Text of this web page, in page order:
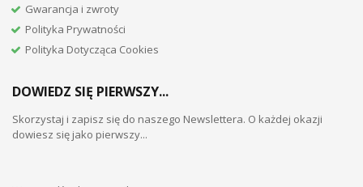
Gwarancja i zwroty
Polityka Prywatności
Polityka Dotycząca Cookies
DOWIEDZ SIĘ PIERWSZY...
Skorzystaj i zapisz się do naszego Newslettera. O każdej okazji
dowiesz się jako pierwszy...